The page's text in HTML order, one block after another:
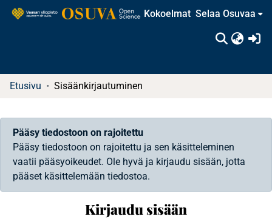
Kokoelmat Selaa Osuvaa
Etusivu Sisäänkirjautuminen
Pääsy tiedostoon on rajoitettu
Pääsy tiedostoon on rajoitettu ja sen käsitteleminen
vaatii pääsyoikeudet. Ole hyvä ja kirjaudu sisään, jotta
pääset käsittelemään tiedostoa.
Kirjaudu sisään